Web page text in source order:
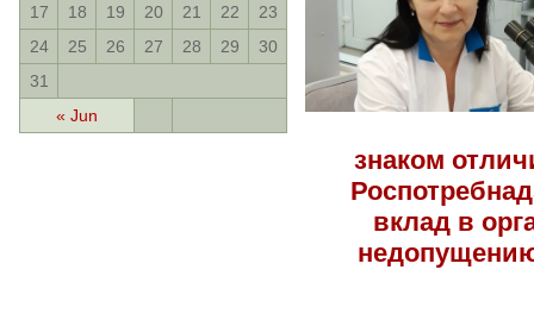
« Jun
17
18 19 20 21 22
23
24
25 26 27 28 29
30
31
знаком
вклад в